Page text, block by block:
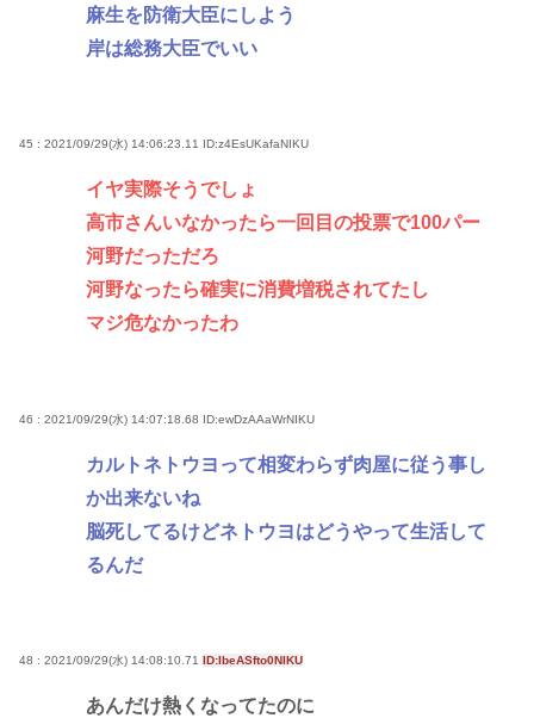
麻生を防衛大臣にしよう
岸は総務大臣でいい
45 : 2021/09/29(水) 14:06:23.11 ID:z4EsUKafaNIKU
イヤ実際そうでしょ
高市さんいなかったら一回目の投票で100パー
河野だっただろ
河野なったら確実に消費増税されてたし
マジ危なかったわ
46 : 2021/09/29(水) 14:07:18.68 ID:ewDzAAaWrNIKU
カルトネトウヨって相変わらず肉屋に従う事し
か出来ないね
脳死してるけどネトウヨはどうやって生活して
るんだ
48 : 2021/09/29(水) 14:08:10.71 ID:IbeASfto0NIKU
あんだけ熱くなってたのに